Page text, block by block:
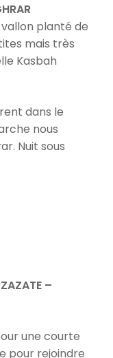
planté de
mais très
Kasbah
dans le
nous
Nuit sous
–
une courte
pour rejoindre